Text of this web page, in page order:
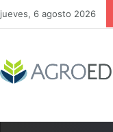
jueves, 6 agosto 2026